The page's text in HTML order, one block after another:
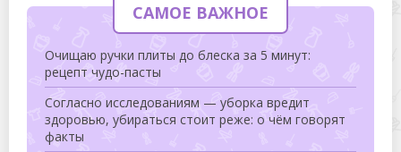
САМОЕ ВАЖНОЕ
Очищаю ручки плиты до блеска за 5 минут:
рецепт чудо-пасты
Согласно исследованиям — уборка вредит
здоровью, убираться стоит реже: о чём говорят
факты